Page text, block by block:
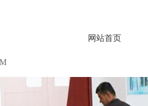
网站首页